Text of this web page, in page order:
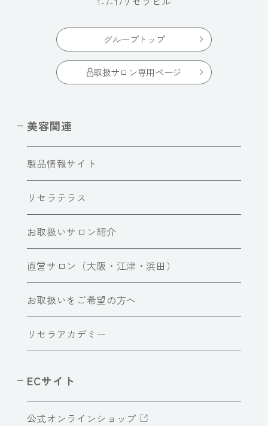
グループトップ
取扱サロン専用ページ
美容関連
製品情報サイト
リセラテラス
お取扱いサロン紹介
直営サロン（大阪・江津・浜田）
お取扱いをご希望の方へ
リセラアカデミー
ECサイト
公式オンラインショップ